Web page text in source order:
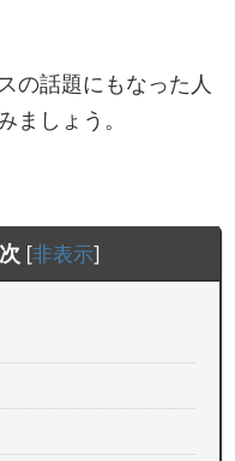
の話題にもなった人
ましょう。
[非表示]